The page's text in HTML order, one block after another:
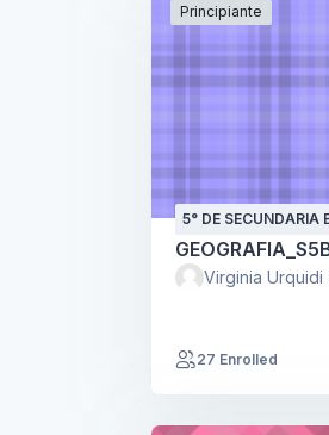
Principiante
5° DE SECUNDARIA
Virginia Urquidi
27 Enrolled